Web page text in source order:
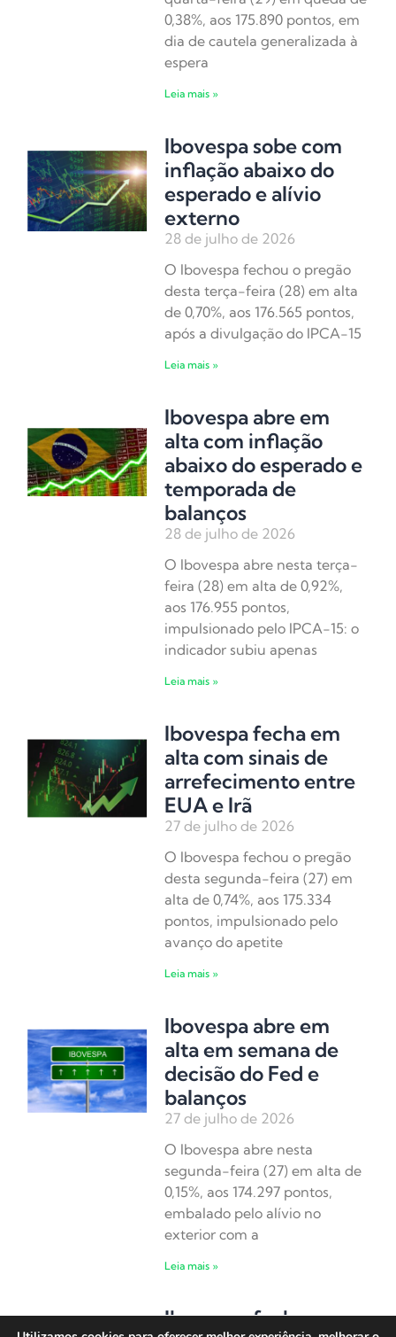
0,38%, aos 175.890 pontos, em
dia de cautela generalizada à
espera
Leia mais »
Ibovespa sobe com
inflação abaixo do
esperado e alívio
externo
28 de julho de 2026
O Ibovespa fechou o pregão
desta terça-feira (28) em alta
de 0,70%, aos 176.565 pontos,
após a divulgação do IPCA-15
Leia mais »
Ibovespa abre em
alta com inflação
abaixo do esperado e
temporada de
balanços
28 de julho de 2026
O Ibovespa abre nesta terça-
feira (28) em alta de 0,92%,
aos 176.955 pontos,
impulsionado pelo IPCA-15: o
indicador subiu apenas
Leia mais »
Ibovespa fecha em
alta com sinais de
arrefecimento entre
EUA e Irã
27 de julho de 2026
O Ibovespa fechou o pregão
desta segunda-feira (27) em
alta de 0,74%, aos 175.334
pontos, impulsionado pelo
avanço do apetite
Leia mais »
Ibovespa abre em
alta em semana de
decisão do Fed e
balanços
27 de julho de 2026
O Ibovespa abre nesta
segunda-feira (27) em alta de
0,15%, aos 174.297 pontos,
embalado pelo alívio no
exterior com a
Leia mais »
Ibovespa fecha em